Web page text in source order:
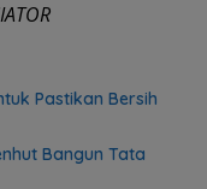
Pastikan Bersih
Bangun Tata